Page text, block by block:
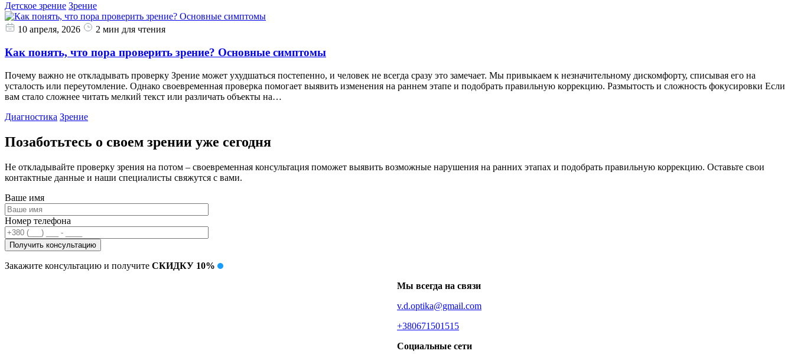
Детское зрение Зрение
10 апреля, 2026 2 мин для чтения
Как понять, что пора проверить зрение? Основные симптомы
Почему важно не откладывать проверку Зрение может ухудшаться постепенно, и человек не всегда сразу это замечает. Мы привыкаем к незначительному дискомфорту, списывая его на
усталость или переутомление. Однако своевременная проверка помогает выявить изменения на раннем этапе и подобрать правильную коррекцию. Размытость и сложность фокусировки Если
вам стало сложнее читать мелкий текст или различать объекты на…
Диагностика Зрение
Позаботьтесь о своем зрении уже сегодня
Не откладывайте проверку зрения на потом – своевременная консультация поможет выявить возможные нарушения на ранних этапах и подобрать правильную коррекцию. Оставьте свои
контактные данные и наши специалисты свяжутся с вами.
Ваше имя
Номер телефона
Закажите консультацию и получите СКИДКУ 10%
Мы всегда на связи
v.d.optika@gmail.com
+380671501515
Социальные сети